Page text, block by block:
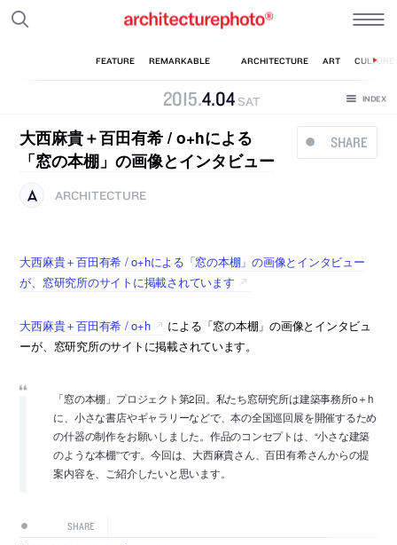
2015.4.04 SAT
SHARE
大西麻貴＋百田有希 / o+hによる
「窓の本棚」の画像とインタビュー
ARCHITECTURE
大西麻貴＋百田有希 / o+hによる「窓の本棚」の画像とインタビュー
が、窓研究所のサイトに掲載されています
大西麻貴＋百田有希 / o+h
による「窓の本棚」の画像とインタビュ
ーが、窓研究所のサイトに掲載されています。
「窓の本棚」プロジェクト第2回。私たち窓研究所は建築事務所o＋h
に、小さな書店やギャラリーなどで、本の全国巡回展を開催するため
の什器の制作をお願いしました。作品のコンセプトは、“小さな建築
のような本棚”です。今回は、大西麻貴さん、百田有希さんからの提
案内容を、ご紹介したいと思います。
SHARE